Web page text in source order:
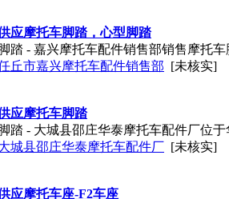
应摩托车脚踏，心型脚踏
踏 - 嘉兴摩托车配件销售部销售摩托
丘市嘉兴摩托车配件销售部 [未核实]
应摩托车脚踏
踏 - 大城县邵庄华泰摩托车配件厂位
城县邵庄华泰摩托车配件厂 [未核实]
应摩托车座-F2车座